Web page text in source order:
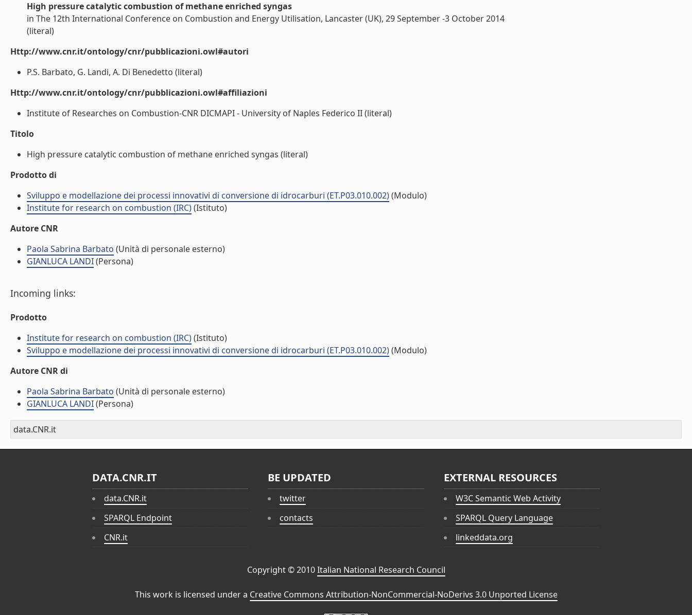
High pressure catalytic combustion of methane enriched syngas
in The 12th International Conference on Combustion and Energy Utilisation, Lancaster (UK), 29 September -3 October 2014
(literal)
Http://www.cnr.it/ontology/cnr/pubblicazioni.owl#autori
P.S. Barbato, G. Landi, A. Di Benedetto (literal)
Http://www.cnr.it/ontology/cnr/pubblicazioni.owl#affiliazioni
Institute of Researches on Combustion-CNR DICMAPI - University of Naples Federico II (literal)
Titolo
High pressure catalytic combustion of methane enriched syngas (literal)
Prodotto di
Sviluppo e modellazione dei processi innovativi di conversione di idrocarburi (ET.P03.010.002)(Modulo)
Institute for research on combustion (IRC)(Istituto)
Autore CNR
Paola Sabrina Barbato (Unità di personale esterno)
GIANLUCA LANDI(Persona)
Incoming links:
Prodotto
Institute for research on combustion (IRC)(Istituto)
Sviluppo e modellazione dei processi innovativi di conversione di idrocarburi (ET.P03.010.002)(Modulo)
Autore CNR di
Paola Sabrina Barbato (Unità di personale esterno)
GIANLUCA LANDI(Persona)
data.CNR.it
DATA.CNR.IT
data.CNR.it
SPARQL Endpoint
CNR.it
BE UPDATED
twitter
contacts
EXTERNAL RESOURCES
W3C Semantic Web Activity
SPARQL Query Language
linkeddata.org
Copyright © 2010Italian National Research Council
This work is licensed under a Creative Commons Attribution-NonCommercial-NoDerivs 3.0 Unported License